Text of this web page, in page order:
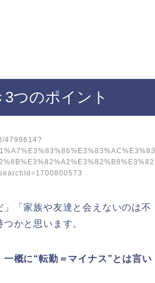
つのポイント
4799614?
「家族や友達と会えないのは不
かと思います。
概に“転勤＝マイナス”とは言い